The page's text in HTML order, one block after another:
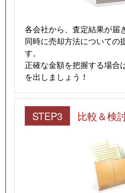
各会社から、査定結果が届
同時に売却方法についての
す。
正確な金額を把握する場合
を出しましょう！
STEP3 比較＆検